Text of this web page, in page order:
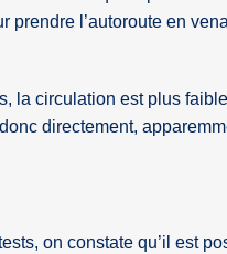
prendre l’autoroute en
la circulation est plus
directement,
on constate qu’il est